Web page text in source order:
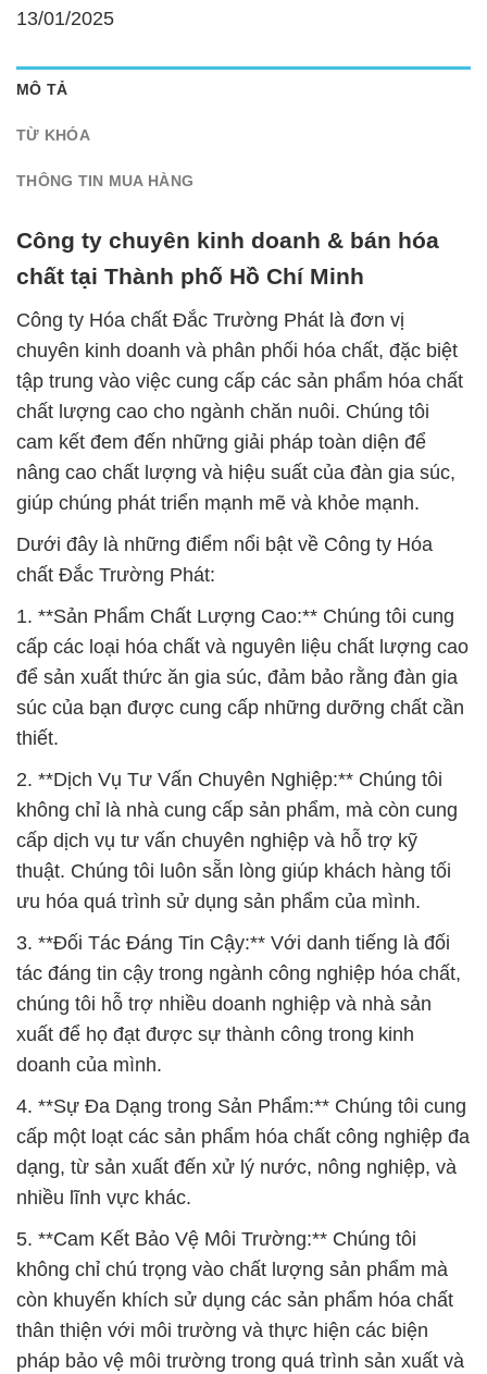
13/01/2025
MÔ TẢ
TỪ KHÓA
THÔNG TIN MUA HÀNG
Công ty chuyên kinh doanh & bán hóa
chất tại Thành phố Hồ Chí Minh
Công ty Hóa chất Đắc Trường Phát là đơn vị
chuyên kinh doanh và phân phối hóa chất, đặc biệt
tập trung vào việc cung cấp các sản phẩm hóa chất
chất lượng cao cho ngành chăn nuôi. Chúng tôi
cam kết đem đến những giải pháp toàn diện để
nâng cao chất lượng và hiệu suất của đàn gia súc,
giúp chúng phát triển mạnh mẽ và khỏe mạnh.
Dưới đây là những điểm nổi bật về Công ty Hóa
chất Đắc Trường Phát:
1. **Sản Phẩm Chất Lượng Cao:** Chúng tôi cung
cấp các loại hóa chất và nguyên liệu chất lượng cao
để sản xuất thức ăn gia súc, đảm bảo rằng đàn gia
súc của bạn được cung cấp những dưỡng chất cần
thiết.
2. **Dịch Vụ Tư Vấn Chuyên Nghiệp:** Chúng tôi
không chỉ là nhà cung cấp sản phẩm, mà còn cung
cấp dịch vụ tư vấn chuyên nghiệp và hỗ trợ kỹ
thuật. Chúng tôi luôn sẵn lòng giúp khách hàng tối
ưu hóa quá trình sử dụng sản phẩm của mình.
3. **Đối Tác Đáng Tin Cậy:** Với danh tiếng là đối
tác đáng tin cậy trong ngành công nghiệp hóa chất,
chúng tôi hỗ trợ nhiều doanh nghiệp và nhà sản
xuất để họ đạt được sự thành công trong kinh
doanh của mình.
4. **Sự Đa Dạng trong Sản Phẩm:** Chúng tôi cung
cấp một loạt các sản phẩm hóa chất công nghiệp đa
dạng, từ sản xuất đến xử lý nước, nông nghiệp, và
nhiều lĩnh vực khác.
5. **Cam Kết Bảo Vệ Môi Trường:** Chúng tôi
không chỉ chú trọng vào chất lượng sản phẩm mà
còn khuyến khích sử dụng các sản phẩm hóa chất
thân thiện với môi trường và thực hiện các biện
pháp bảo vệ môi trường trong quá trình sản xuất và